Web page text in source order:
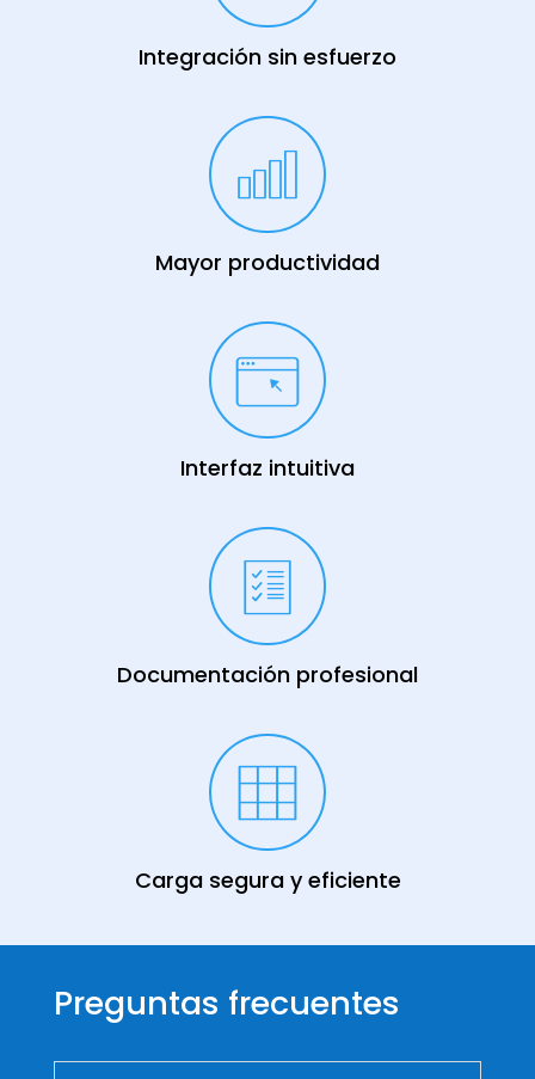
Integración sin esfuerzo
Mayor productividad
Interfaz intuitiva
Documentación profesional
Carga segura y eficiente
Preguntas frecuentes